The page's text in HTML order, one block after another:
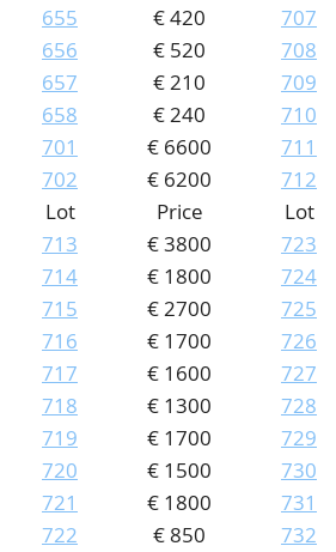
655
€ 420
656
€ 520
657
€ 210
658
€ 240
701
€ 6600
702
€ 6200
707
708
709
710
711
712
Lot
Price
713
€ 3800
714
€ 1800
715
€ 2700
716
€ 1700
717
€ 1600
718
€ 1300
719
€ 1700
720
€ 1500
721
€ 1800
722
€ 850
Lot
723
724
725
726
727
728
729
730
731
732